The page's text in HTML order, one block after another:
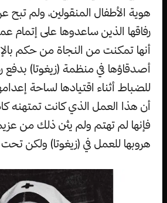
هوية الأطفال المنقولين، ولم
رفاقها الذين ساعدوها على إتمام
أنها تمكنت من النجاة من حكم
أصدقاؤها في منظمة (زيغوتا) بدفع
للضباط أثناء اقتيادها لساحة
أن هذا العمل الذي كانت تمتهنه
فإنها لم تهتم ولم يثن ذلك من
هروبها للعمل في (زيغوتا) ولكن